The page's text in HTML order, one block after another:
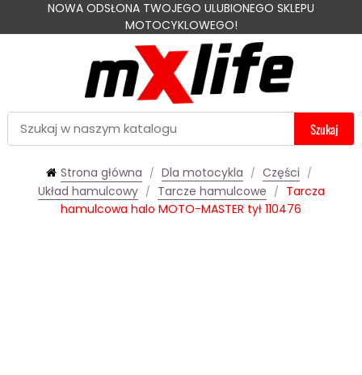
NOWA ODSŁONA TWOJEGO ULUBIONEGO SKLEPU
MOTOCYKLOWEGO!
Szukaj
Strona główna Dla motocykla
Części
Układ hamulcowy
Tarcze hamulcowe
Tarcza
hamulcowa halo MOTO-MASTER tył 110476